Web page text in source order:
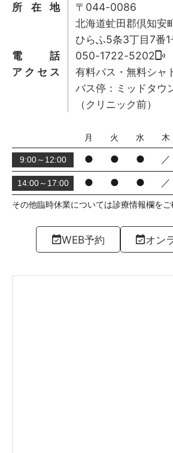
所在地
〒044-0086
北海道虻田郡倶知安
ひらふ5条3丁目7番1
電話
050-1722-5202
アクセス
有料バス・無料シャ
バス停：ミッドタウ
（クリニック前）
その他臨時休業については診療情報欄をご
月 火 水 木
9:00～12:00 ● ● ● ／
14:00～17:00 ● ● ● ／
WEB予約 オン